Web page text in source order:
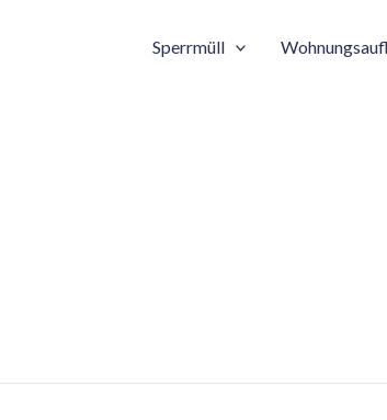
Sperrmüll